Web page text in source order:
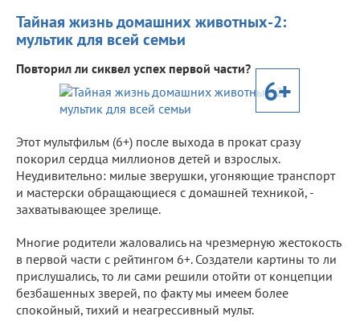
Тайная жизнь домашних животных-2:
мультик для всей семьи
Повторил ли сиквел успех первой части?
6+
Этот мультфильм (6+) после выхода в прокат сразу
покорил сердца миллионов детей и взрослых.
Неудивительно: милые зверушки, угоняющие транспорт
и мастерски обращающиеся с домашней техникой, -
захватывающее зрелище.
Многие родители жаловались на чрезмерную жестокость
в первой части с рейтингом 6+. Создатели картины то ли
прислушались, то ли сами решили отойти от концепции
безбашенных зверей, по факту мы имеем более
спокойный, тихий и неагрессивный мульт.